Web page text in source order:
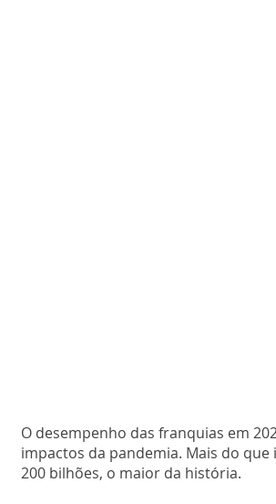
O desempenho das franquias em
impactos da pandemia. Mais do
200 bilhões, o maior da história.